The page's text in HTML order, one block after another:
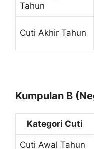
Tahun
Cuti Akhir Tahun
Kumpulan B
Kategori Cuti
Cuti Awal Tahun